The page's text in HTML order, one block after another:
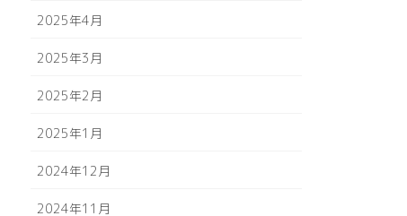
2025年4月
2025年3月
2025年2月
2025年1月
2024年12月
2024年11月